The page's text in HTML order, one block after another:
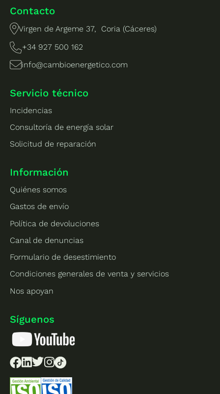
Contacto
Virgen de Argeme 37, Coria (Cáceres)
+34 927 500 162
info@cambioenergetico.com
Servicio técnico
Incidencias
Consultoría de energía solar
Solicitud de reparación
Información
Quiénes somos
Gastos de envío
Política de devoluciones
Canal de denuncias
Formulario de desestimiento
Condiciones generales de venta y servicios
Nos apoyan
Síguenos